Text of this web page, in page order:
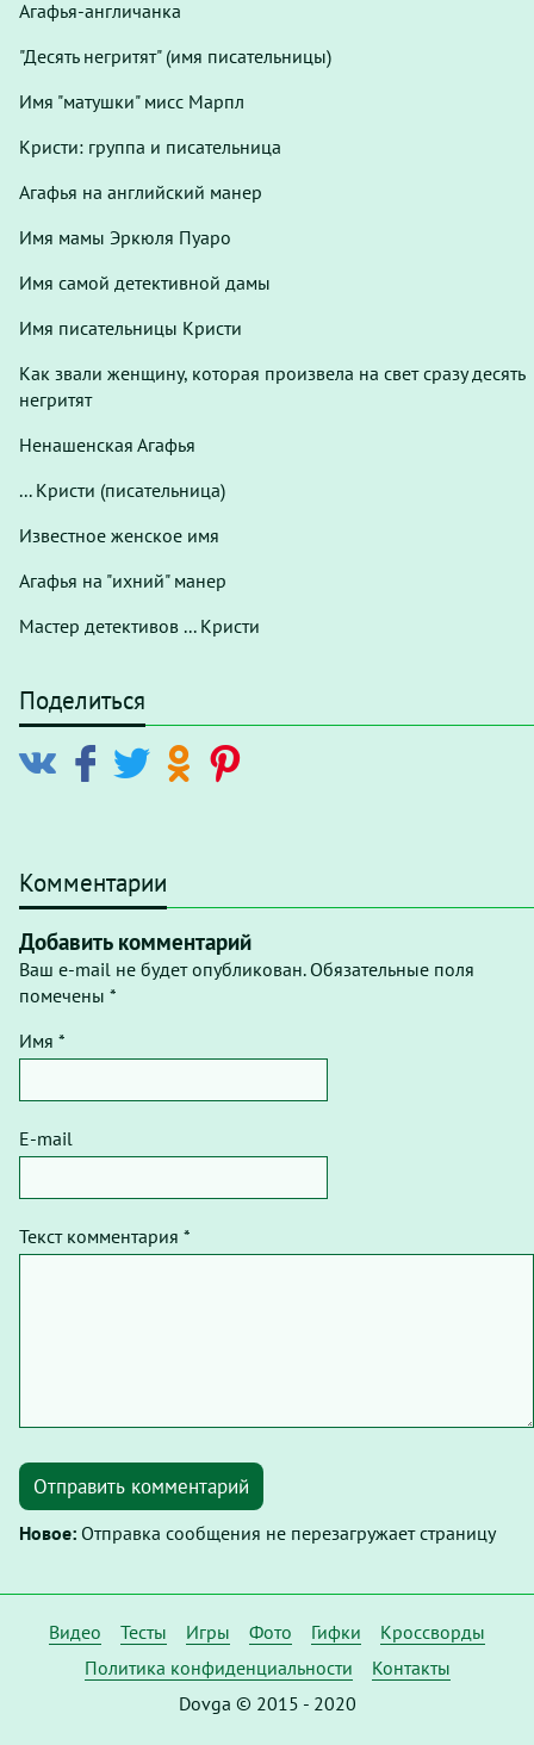
Агафья-англичанка
"Десять негритят" (имя писательницы)
Имя "матушки" мисс Марпл
Кристи: группа и писательница
Агафья на английский манер
Имя мамы Эркюля Пуаро
Имя самой детективной дамы
Имя писательницы Кристи
Как звали женщину, которая произвела на свет сразу десять
негритят
Ненашенская Агафья
... Кристи (писательница)
Известное женское имя
Агафья на "ихний" манер
Мастер детективов ... Кристи
Поделиться
Комментарии
Добавить комментарий
Ваш e-mail не будет опубликован. Обязательные поля
помечены *
Имя *
E-mail
Текст комментария *
Отправить комментарий
Новое: Отправка сообщения не перезагружает страницу
Видео Тесты Игры Фото Гифки
Кроссворды
Политика конфиденциальности
Контакты
Dovga © 2015 - 2020